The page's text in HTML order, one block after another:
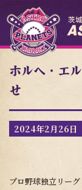
ホルヘ・エ
せ
2024年2月26日
プロ野球独立リー